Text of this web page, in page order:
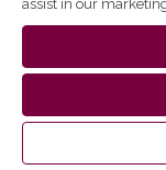
assist in our